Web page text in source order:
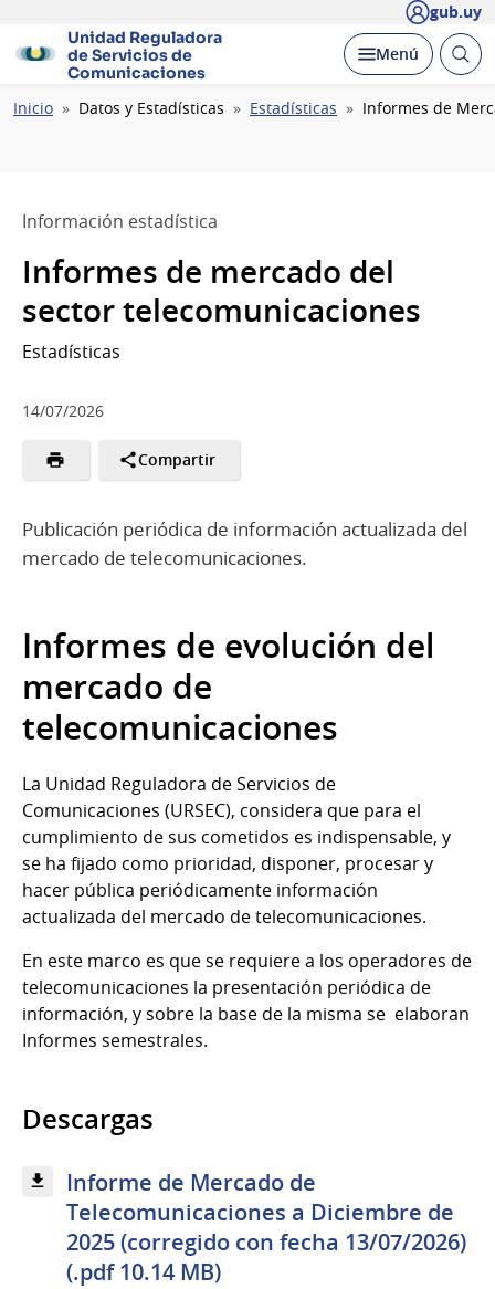
gub.uy
Unidad Reguladora
de Servicios de
Comunicaciones
Desplegar
Menú Abrir
Ruta
Inicio Datos y Estadísticas Estadísticas Informes de
Información estadística
Informes de mercado del
sector telecomunicaciones
Estadísticas
14/07/2026
Compartir
Publicación periódica de información actualizada del
mercado de telecomunicaciones.
Informes de evolución del
mercado de
telecomunicaciones
La Unidad Reguladora de Servicios de
Comunicaciones (URSEC), considera que para el
cumplimiento de sus cometidos es indispensable, y
se ha fijado como prioridad, disponer, procesar y
hacer pública periódicamente información
actualizada del mercado de telecomunicaciones.
En este marco es que se requiere a los operadores de
telecomunicaciones la presentación periódica de
información, y sobre la base de la misma se elaboran
Informes semestrales.
Descargas
Informe de Mercado de
Telecomunicaciones a Diciembre de
2025 (corregido con fecha 13/07/2026)
(.pdf 10.14 MB)